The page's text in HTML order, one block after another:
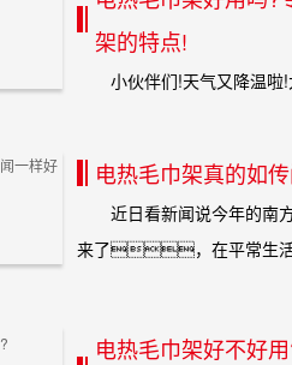
架的特点!
小伙伴们!天气又降温啦!
电热毛巾架真的如
近日看新闻说今年的南方
来了，在平常生活
电热毛巾架好不好